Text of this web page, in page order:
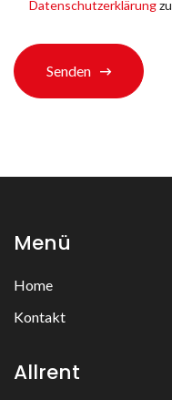
Datenschutzerklärungzu
Senden
Menü
Home
Kontakt
Allrent